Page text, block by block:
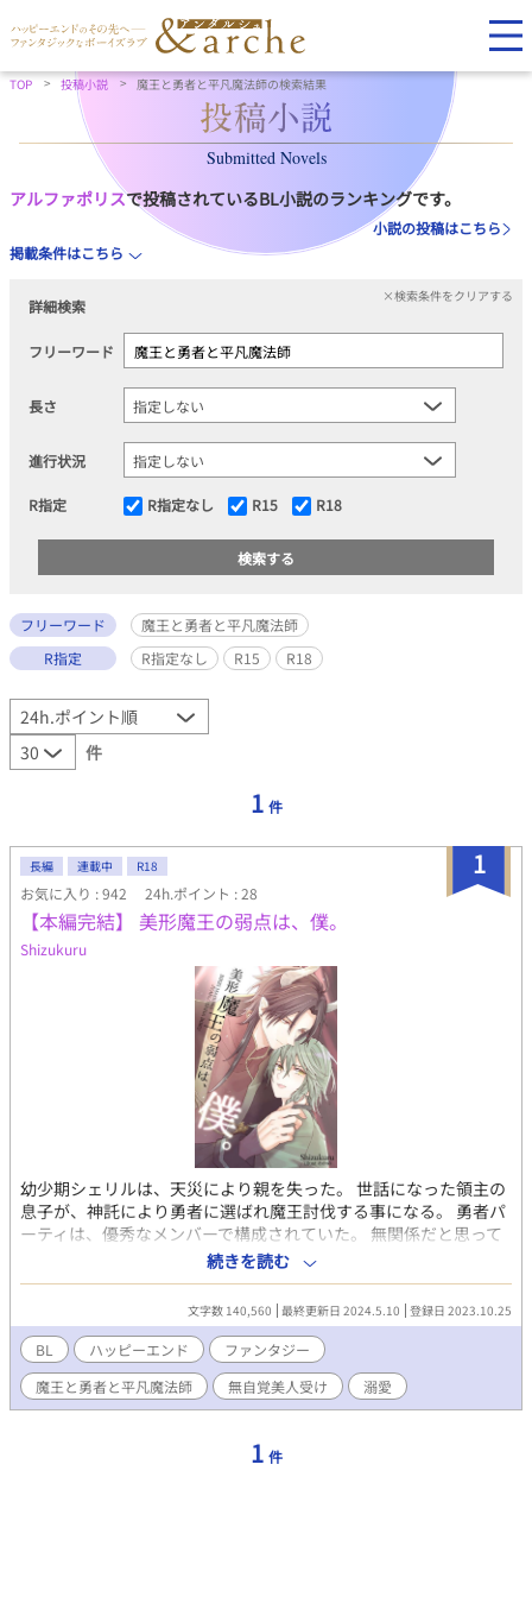
TOP 投稿小説 魔王と勇者と平凡魔法師の検索結果
Submitted Novels
アルファポリスで投稿されているBL小説のランキングです。
小説の投稿はこちら
掲載条件はこちら
詳細検索
×検索条件をクリアする
フリーワード
長さ
進行状況
R指定 R指定なし R15 R18
フリーワード
魔王と勇者と平凡魔法師
R指定
R指定なし R15 R18
件
1 件
1
長編 連載中 R18
お気に入り : 942 24h.ポイント : 28
【本編完結】 美形魔王の弱点は、僕。
Shizukuru
幼少期シェリルは、天災により親を失った。 世話になった領主の
息子が、神託により勇者に選ばれ魔王討伐する事になる。 勇者パ
ーティは、優秀なメンバーで構成されていた。 無関係だと思って
いたシェリルは、なぜか雑用係として勇者推薦でメンバー入りし
てしまう。 雑な扱いを受ける中、文句一つシェリルは言わない。
なぜなら恩を仇で返してはいけない──その約束がシェリルには
あるからだ。 そんな彼の癒しは、ダンジョンで助けた魔物の黒兎
だった。 ある日── 「恩返しをさせて欲しい」 僕に恩返し？ と
思っていたら……突然現れた美形にキスされて。 恋人契約をして
しまった。 美形魔王 × 平凡？魔法師 ★ダンジョン内の魔獣等は
創作したもの、有名なものをあて字で表現したりしています。 微
続きを読む
文字数 140,560 最終更新日 2024.5.10 登録日 2023.10.25
BL ハッピーエンド
ファンタジー
魔王と勇者と平凡魔法師
無自覚美人受け 溺愛
1 件